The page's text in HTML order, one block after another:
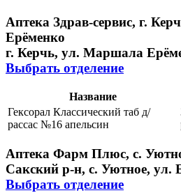
Аптека Здрав-сервис, г.
Ерёменко
г. Керчь, ул. Маршала
Выбрать отделение
Название
Гексорал Классический таб д/
рассас №16 апельсин
Аптека Фарм Плюс, с.
Сакский р-н, с. Уютное, ул.
Выбрать отделение